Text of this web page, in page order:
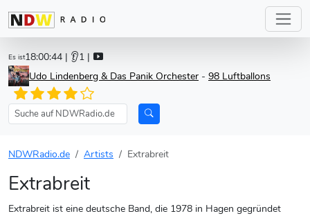
Es ist18:00:44 | 👂1 |
Udo Lindenberg & Das Panik Orchester - 98 Luftballons
NDWRadio.de Artists Extrabreit
Extrabreit
Extrabreit ist eine deutsche Band, die 1978 in Hagen gegründet